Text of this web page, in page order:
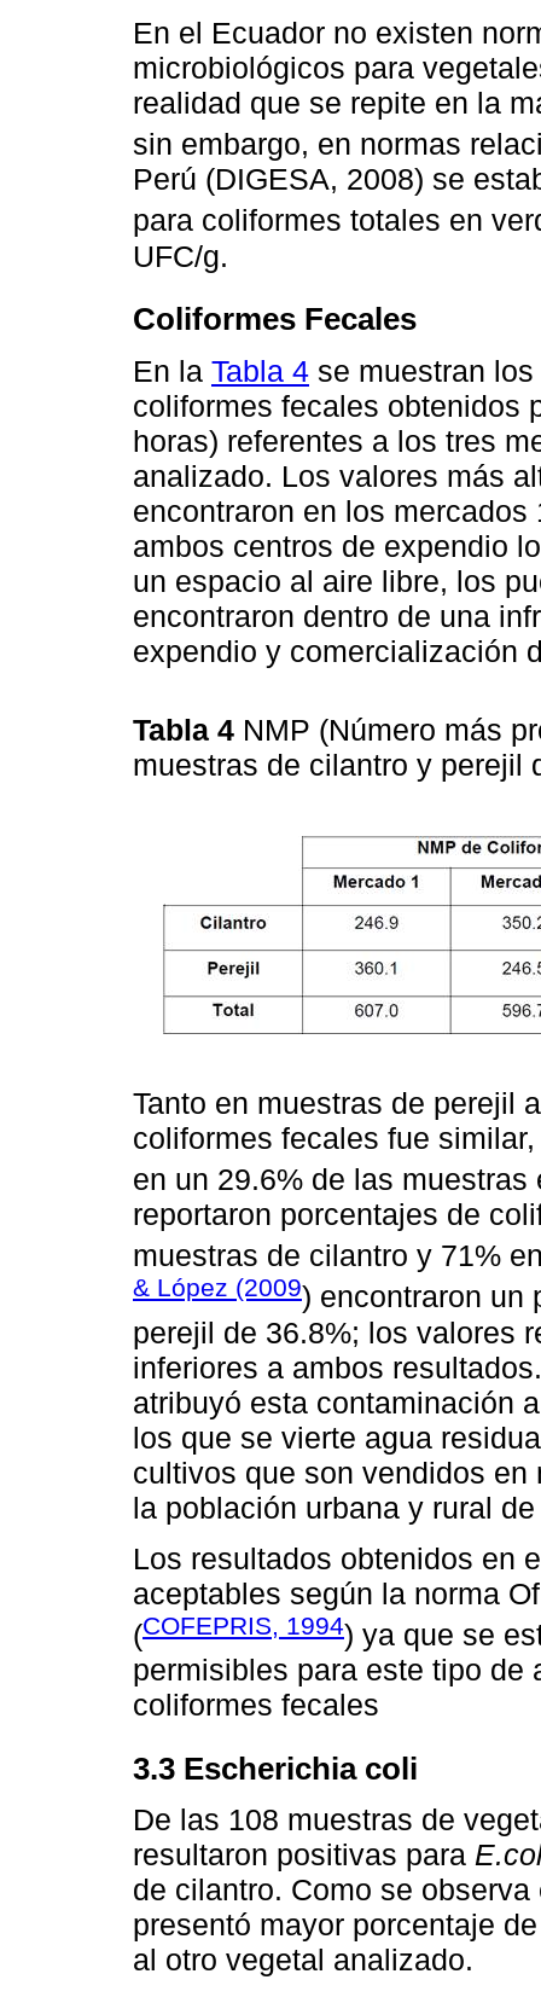
En el Ecuador no existen
microbiológicos para
realidad que se repite en la
sin embargo, en normas
Perú (DIGESA, 2008) se
para coliformes totales en
UFC/g.
Coliformes Fecales
En la Tabla 4 se muestran
coliformes fecales obtenidos
horas) referentes a los tres
analizado. Los valores más
encontraron en los
ambos centros de expendio
un espacio al aire libre, los
encontraron dentro de una
expendio y comercialización
Tabla 4 NMP (Número más
muestras de cilantro y
Tanto en muestras de perejil
coliformes fecales fue
en un 29.6% de las
reportaron porcentajes de
muestras de cilantro y 71%
& López (2009) encontraron un
perejil de 36.8%; los valores
inferiores a ambos
atribuyó esta contaminación
los que se vierte agua
cultivos que son vendidos
la población urbana y rural
Los resultados obtenidos en
aceptables según la norma
(COFEPRIS, 1994) ya que se
permisibles para este tipo de
coliformes fecales
3.3 Escherichia coli
De las 108 muestras de
resultaron positivas para
de cilantro. Como se
presentó mayor porcentaje
al otro vegetal analizado.